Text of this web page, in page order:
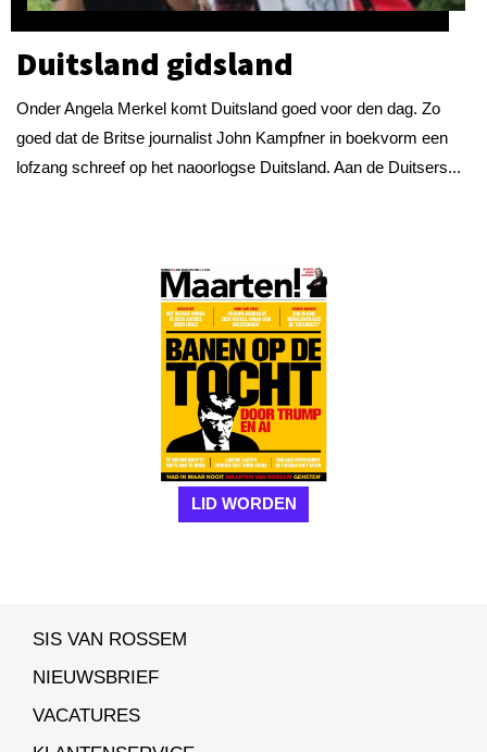
Duitsland gidsland
Onder Angela Merkel komt Duitsland goed voor den dag. Zo
goed dat de Britse journalist John Kampfner in boekvorm een
lofzang schreef op het naoorlogse Duitsland. Aan de Duitsers...
LID WORDEN
SIS VAN ROSSEM
NIEUWSBRIEF
VACATURES